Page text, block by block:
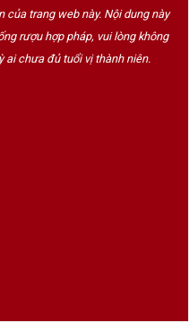
trang web này. Nội dung này
rượu hợp pháp, vui lòng không
ai chưa đủ tuổi vị thành niên.